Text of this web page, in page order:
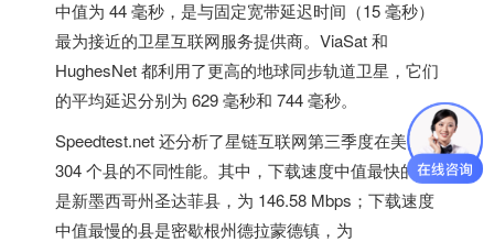
中值为 44 毫秒，是与固定宽带延迟时间（15 毫秒）
最为接近的卫星互联网服务提供商。ViaSat 和
HughesNet 都利用了更高的地球同步轨道卫星，它们
的平均延迟分别为 629 毫秒和 744 毫秒。
Speedtest.net 还分析了星链互联网第三季度在美国
304 个县的不同性能。其中，下载速度中值最快的县
是新墨西哥州圣达菲县，为 146.58 Mbps；下载速度
中值最慢的县是密歇根州德拉蒙德镇，为